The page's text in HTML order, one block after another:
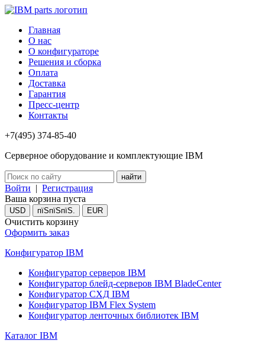
Главная
О нас
О конфигураторе
Решения и сборка
Оплата
Доставка
Гарантия
Пресс-центр
Контакты
+7(495) 374-85-40
Серверное оборудование и комплектующие IBM
Войти | Регистрация
Ваша корзина пуста
USD пїЅпїЅпїЅ. EUR
Очистить корзину
Оформить заказ
Конфигуратор IBM
Конфигуратор серверов IBM
Конфигуратор блейд-серверов IBM BladeCenter
Конфигуратор СХД IBM
Конфигуратор IBM Flex System
Конфигуратор ленточных библиотек IBM
Каталог IBM